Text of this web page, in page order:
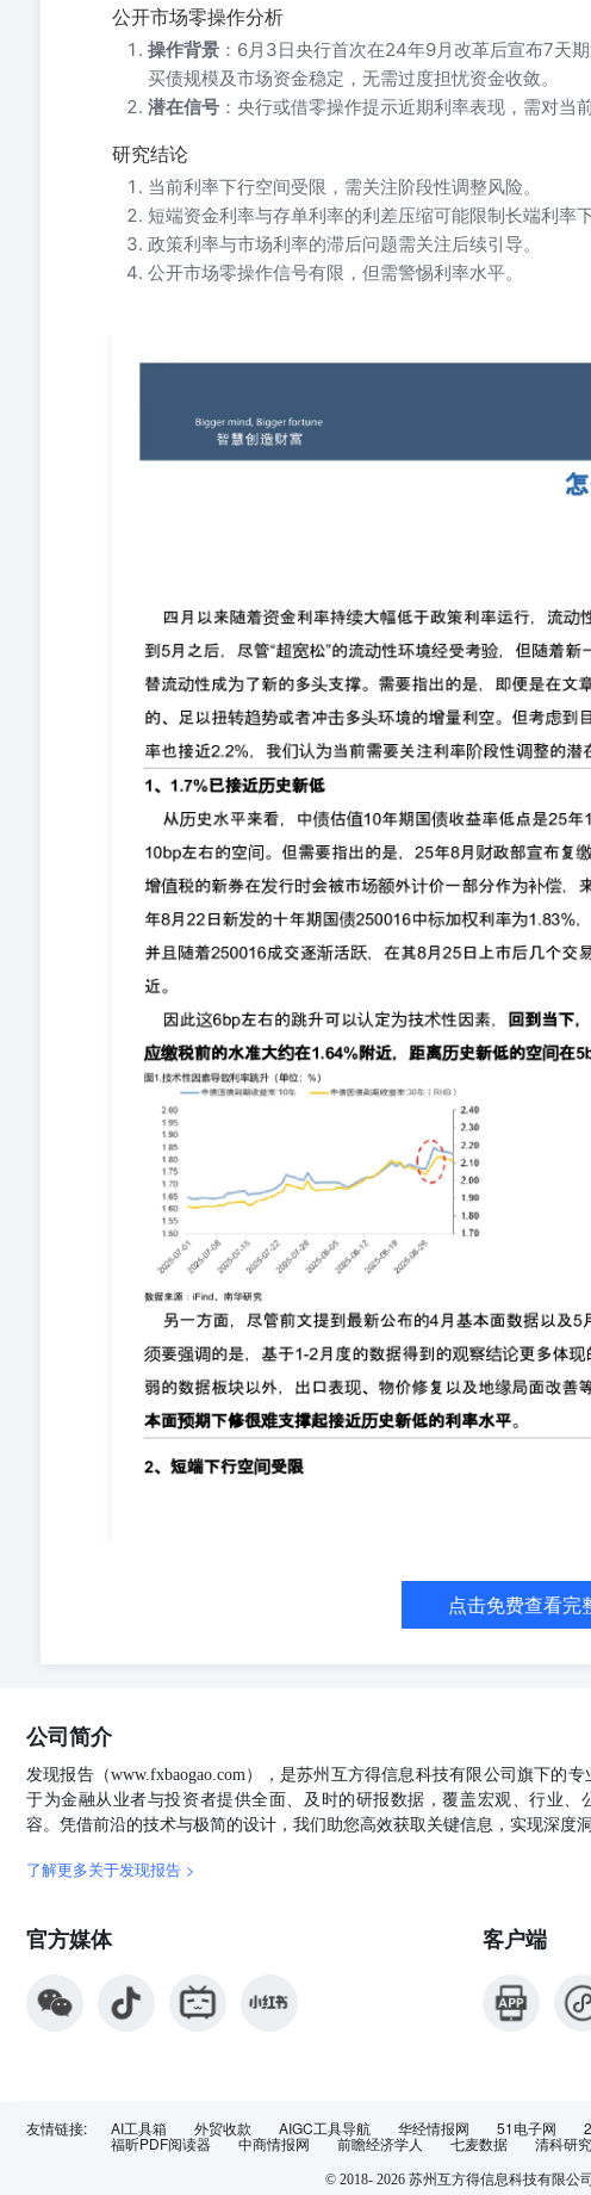
公开市场零操作分析
操作背景 ：6月3日央行首次在24年9月改革后宣布7天
买债规模及市场资金稳定，无需过度担忧资金收敛。
潜在信号 ：央行或借零操作提示近期利率表现，需对当
研究结论
当前利率下行空间受限，需关注阶段性调整风险。
短端资金利率与存单利率的利差压缩可能限制长端利率下
政策利率与市场利率的滞后问题需关注后续引导。
公开市场零操作信号有限，但需警惕利率水平。
验，但随着新一期的经济数据出炉，基本面预期的边际下修接
发布的当下，债市依然没有出现很明显的、足以扭转趋势或者
近1.7%，30年收益率也接近2.2%，我们认为当前需要关注利率
看，中债估值10年期国债收益率低点是25年1月6日的1.5966%，
年8月财政部宣布复缴利率债利息收入部分的增值税，这导致需
来保证最终实际收益的稳定。具体而言，于2025年8月22日新发
一天的10年期估值为1.76%。并且随着250016成交逐渐活跃，在
1.84%附近。 因此这6bp左右的跳升可以认定为技术性因素，回
据等，整体呈现边际走弱的趋势。但必须要强调的是，基于1-2
趋势。另外，除了走弱的数据板块以外，出口表现、物价修复
本面预期下修很难支撑起接近历史新低的利率水平。 2、短端下
率是债市偏强的主要原因，但由于短端利率进一步下行的空间
战。 2.1资金中枢回升 顺利跨季进入四月后，隔夜资金中枢超
隔夜匿名资金也来到1.2%附近。我们在前期报告中也曾经指出
限：这是因为央行在24年7月创立的临时证逆回购下限为政策利
走廊下沿。一旦资金持续低于1.2%的走廊下限，央行有足够的
力。 事实也是如此，在进入5月之后，通过公开市场连续的回笼
隔夜资金价格中枢回到1.3%附近。虽然绝对水平来说依然不高
这里我们重点关注短债收益率和存单利率。其中同业存单既作
端配置的工具，因此同时勾连了资产负债的两端，同时与资金
于上文提到的短端下行空间的逼仄，一年期存单利率跟政策利
资金成本大幅趋近短端资金价格会导致其失去吸引力，而近期
期同业存单利率基本一致。从历史表看来看，每当存单利率与
的修复。而利差的修复可以通过存单利率止跌或者反转上行触
配置的机构来说，存单和短债收益率的相对位置决定了二者的
下行空间有限后，短债利率能否延续下行势头也需要关注。从
续在20%分位下方波动。 2.3政策利率滞后市场的潜在风险 熟悉
直是以七天期逆回购和一年期MLF利率分别作为短端和中长期的
利率的品种还比较多，不同货币政策工具之间的利率关系也比
率，目前看，7天期逆回购操作利率已基本承担了这个功能。”
最主要的政策利率。 那么为什么会做出这样的变动呢？ 从历史
率锚的作用逐渐明显，在2020-2024的几年内很好的起到了引导
渐增加，市场会觉得政策利率对市场利率的引导逐渐有所失效
政策利率却表现的很克制。这导致此前相对稳定的“国债基准利
于市场。而自此之后，MLF就逐渐失去了政策利率的定位。 图
重提MLF的旧事则是想指出，在当前国债利率快速下行后，10
考虑到当前并不是全面降息的合适时机，要想避免市场再一次
3、关于公开市场0操作的思考 6月3日盘前，央行公开市场业务
天期逆回购操作量为零。”我们建议关注此举背后的信用作用。
直变化的，为了维持银行间流动性的相对稳定，其曾经做过许多
作，目的是为了显示其呵护流动性的态度。而在2024年9月初的
率直接上报资金需求，央行决定是否充分满足所有一级交易商
点击免费查看完
公司简介
发现报告（www.fxbaogao.com），是苏州互方得信息科技有限公司旗下的
于为金融从业者与投资者提供全面、及时的研报数据，覆盖宏观、行业、
容。凭借前沿的技术与极简的设计，我们助您高效获取关键信息，实现深度
了解更多关于发现报告 >
官方媒体 客户端
友情链接: AI工具箱 外贸收款 AIGC工具导航 华经情报网 51电子网
福昕PDF阅读器 中商情报网 前瞻经济学人 七麦数据 清科研
© 2018- 2026 苏州互方得信息科技有限公司